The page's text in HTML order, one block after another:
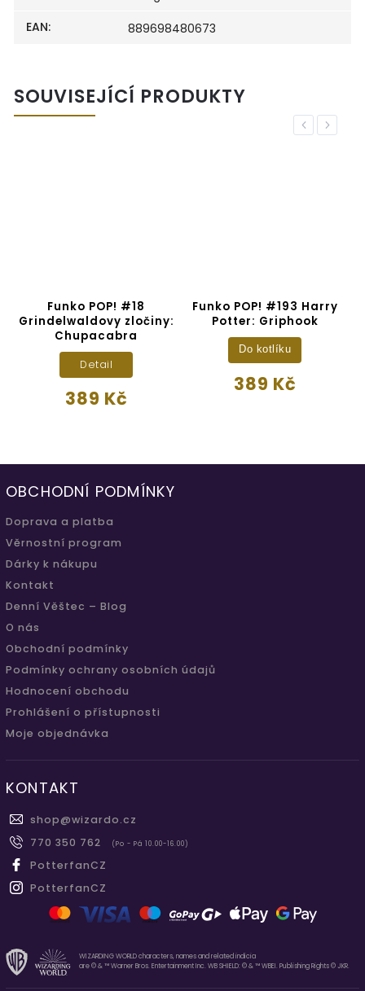
EAN: 889698480673
SOUVISEJÍCÍ PRODUKTY
Previous
Funko POP! #18
Grindelwaldovy zločiny:
Chupacabra
389 Kč
Detail
Funko POP! #193 Harry
Potter: Griphook
389 Kč
Do kotlíku
Next
OBCHODNÍ PODMÍNKY
Doprava a platba
Věrnostní program
Dárky k nákupu
Kontakt
Denní Věštec – Blog
O nás
Obchodní podmínky
Podmínky ochrany osobních údajů
Hodnocení obchodu
Prohlášení o přístupnosti
Moje objednávka
KONTAKT
shop@wizardo.cz
770 350 762
(Po - Pá 10.00-16.00)
PotterfanCZ
PotterfanCZ
WIZARDING WORLD characters, names and related indicia
are © & ™ Warner Bros. Entertainment Inc. WB SHIELD: © & ™ WBEI. Publishing Rights © JKR.